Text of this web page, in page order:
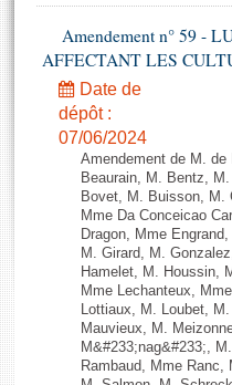
Projets de loi
Propositions de loi
Amendements
Textes adoptés
Rapports d'information
Rapports d'enquête
Rapports législatifs
Rapports sur l'application
Baromètre de l’application
Dossiers législatifs
Juniors
Anciennes législatures
Liens vers les sites
Contacts et plan
Photos libres de droit
Amendement n° 59 -
AFFECTANT LES
Date de
dépôt :
07/06/2024
Amendement de M.
Beaurain, M. Bentz,
Bovet, M. Buisson, M.
Mme Da Conceicao
Dragon, Mme
M. Girard, M.
Hamelet, M. Houssin,
Mme Lechanteux,
Lottiaux, M. Loubet,
Mauvieux, M.
M&#233;nag&#233;,
Rambaud, Mme